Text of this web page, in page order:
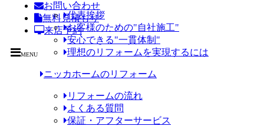
お問い合わせ
無料見積もり
来店予約
MENU
代表挨拶
お客様のための"自社施工"
安心できる"一貫体制"
理想のリフォームを実現するには
ニッカホームのリフォーム
リフォームの流れ
よくある質問
保証・アフターサービス